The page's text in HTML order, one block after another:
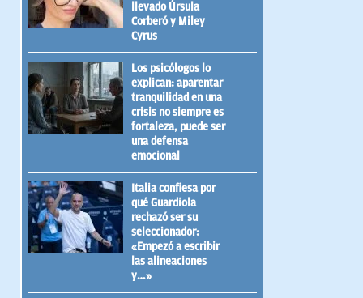
llevado Úrsula
Corberó y Miley
Cyrus
Los psicólogos lo
explican: aparentar
tranquilidad en una
crisis no siempre es
fortaleza, puede ser
una defensa
emocional
Italia confiesa por
qué Guardiola
rechazó ser su
seleccionador:
«Empezó a escribir
las alineaciones
y…»